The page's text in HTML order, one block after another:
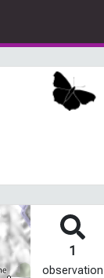
1
observation